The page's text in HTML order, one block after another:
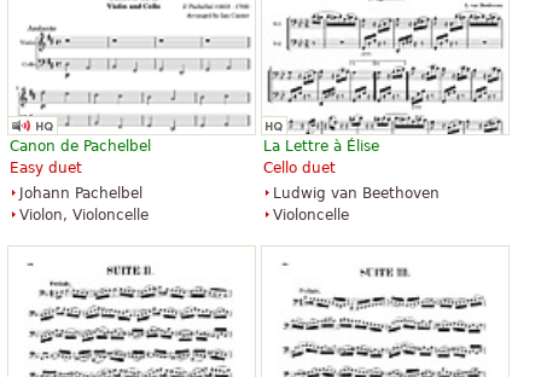
Canon de Pachelbel
Easy duet
Johann Pachelbel
Violon, Violoncelle
La Lettre à Élise
Cello duet
Ludwig van Beethoven
Violoncelle